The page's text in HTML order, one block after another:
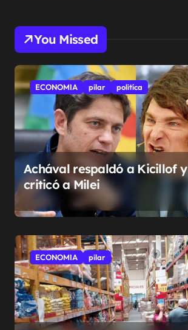
You Missed
ECONOMIA pilar politíca
Achával respaldó a Kicillof y
criticó a Milei
ECONOMIA pilar